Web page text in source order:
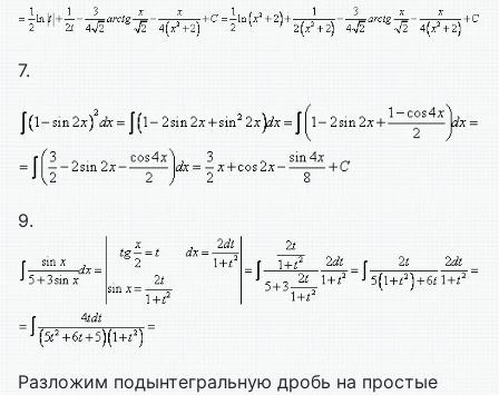
7.
9.
Разложим подынтегральную дробь на простые